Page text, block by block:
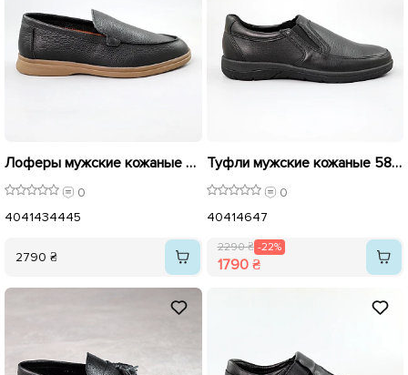
Лоферы мужские кожаные 590026 Черные
0
4041434445
2790 ₴
Туфли мужские кожаные 589431 Черные распродажа
0
40414647
2290 ₴ -22%
1790 ₴